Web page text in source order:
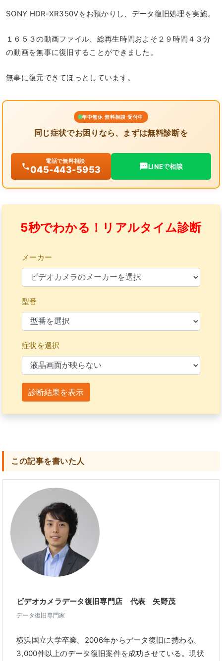
SONY HDR-XR350Vをお預かりし、データ復旧処理を実施。
１６５３の動画ファイル、総再生時間およそ２９時間４３分
の動画を無事に復旧することができました。
無事に復元できてほっとしています。
年中無休 無料相談 受付中
同じ症状でお困りなら、まずは無料診断を
電話で無料相談
045-443-5953 LINEで相談
5秒でわかる！リアルタイム診断
メーカー
型番
症状を選択
診断結果を表示
この記事を書いた人
ビデオカメラデータ復旧専門店 代表 矢野茂
データ復旧専門家
横浜国立大学卒業。2006年からデータ復旧に携わる。
3,000件以上のデータ復旧案件を成功させている。現状